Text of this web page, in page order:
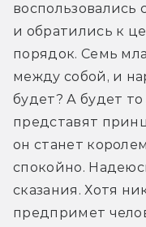
и обратились к
порядок. Семь
между собой, и
будет? А будет
представят
он станет
спокойно.
сказания. Хотя
предпримет